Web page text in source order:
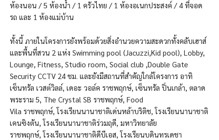
ห้องนอน / 5 ห้องน้ำ / 1 ครัวไทย / 1 ห้องอเนกประสงค์ / 4 ที่จอด
รถ และ 1 ห้องแม่บ้าน
ทั้งนี้ ภายในโครงการยังพร้อมด้วยสิ่งอำนวยความสะดวกทั้งคลับเฮาส์
และพื้นที่สวน 2 แห่ง Swimming pool (Jacuzzi,Kid pool), Lobby,
Lounge, Fitness, Studio room, Social club ,Double Gate
Security CCTV 24 ชม. และยังมีสถานที่สำคัญใกล้โครงการ อาทิ
เซ็นทรัล เวสต์วิลล์, เดอะ วอล์ค ราชพฤกษ์, เซ็นทรัล ปิ่นเกล้า, ตลาด
พระราม 5, The Crystal SB ราชพฤกษ์, Food
Vila ราชพฤกษ์, โรงเรียนนานาชาติเด่นหล้าบริติช, โรงเรียนนานาชาติ
เคนซิงตัน, โรงเรียนนานาชาติร่วมฤดี, มหาวิทยาลัย
ราชพฤกษ์, โรงเรียนนานาชาติดีบีเอส, โรงเรียนบดินทรเดชา